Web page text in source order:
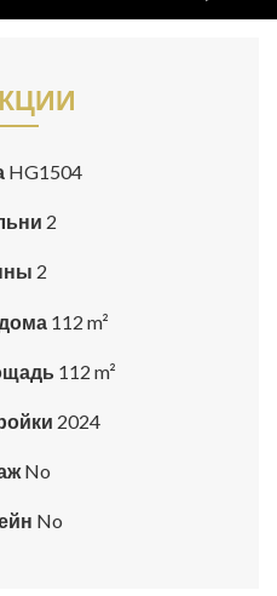
HG1504
2
2
112 m²
112 m²
2024
No
No